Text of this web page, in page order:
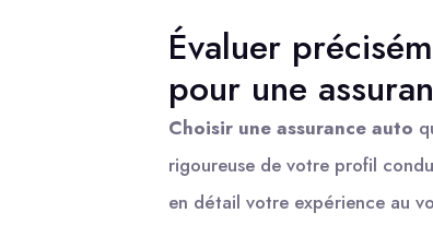
Évaluer
pour une
Choisir une assurance auto
rigoureuse de votre profil
en détail votre expérience au